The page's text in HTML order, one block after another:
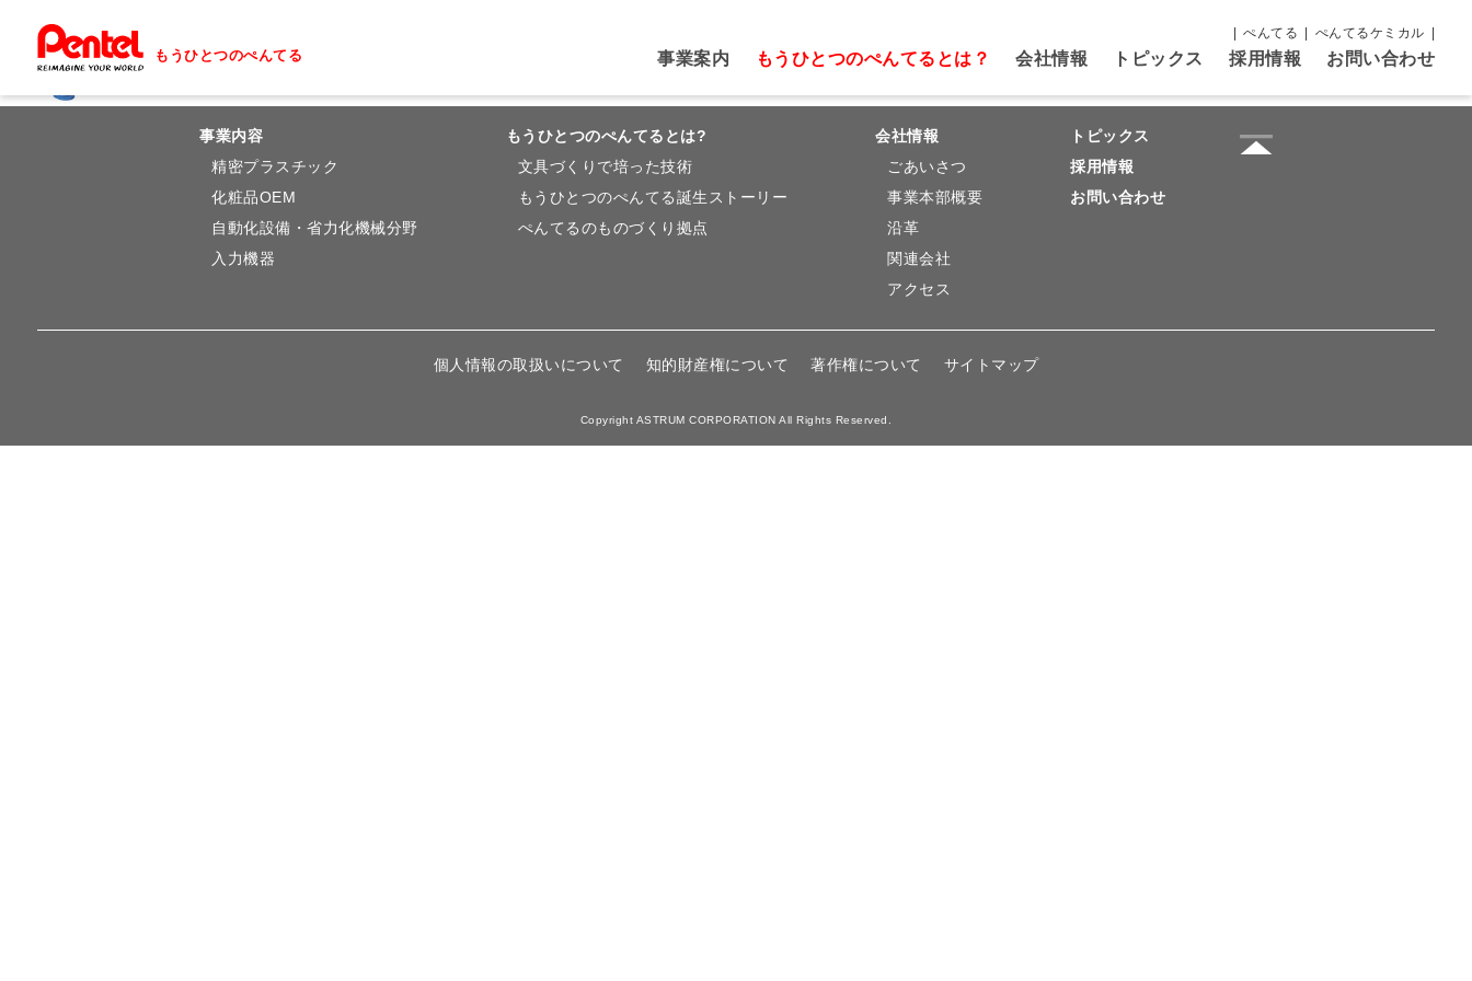
もうひとつのぺんてる
ぺんてる ぺんてるケミカル
事業案内 もうひとつのぺんてるとは？ 会社情報 トピックス 採用情報 お問い合わせ
事業内容
精密プラスチック
化粧品OEM
自動化設備・省力化機械分野
入力機器
もうひとつのぺんてるとは?
文具づくりで培った技術
もうひとつのぺんてる誕生ストーリー
ぺんてるのものづくり拠点
会社情報
ごあいさつ
事業本部概要
沿革
関連会社
アクセス
トピックス
採用情報
お問い合わせ
個人情報の取扱いについて 知的財産権について 著作権について サイトマップ
Copyright ASTRUM CORPORATION All Rights Reserved.